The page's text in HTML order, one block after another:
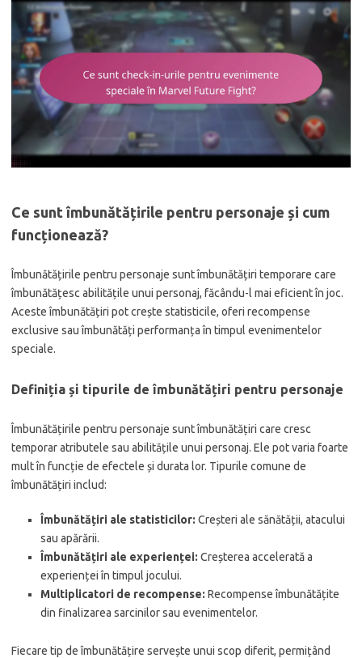
Ce sunt îmbunătățirile pentru personaje și cum
funcționează?
Îmbunătățirile pentru personaje sunt îmbunătățiri temporare care
îmbunătățesc abilitățile unui personaj, făcându-l mai eficient în joc.
Aceste îmbunătățiri pot crește statisticile, oferi recompense
exclusive sau îmbunătăți performanța în timpul evenimentelor
speciale.
Definiția și tipurile de îmbunătățiri pentru personaje
Îmbunătățirile pentru personaje sunt îmbunătățiri care cresc
temporar atributele sau abilitățile unui personaj. Ele pot varia foarte
mult în funcție de efectele și durata lor. Tipurile comune de
îmbunătățiri includ:
Îmbunătățiri ale statisticilor: Creșteri ale sănătății, atacului
sau apărării.
Îmbunătățiri ale experienței: Creșterea accelerată a
experienței în timpul jocului.
Multiplicatori de recompense: Recompense îmbunătățite
din finalizarea sarcinilor sau evenimentelor.
Fiecare tip de îmbunătățire servește unui scop diferit, permițând